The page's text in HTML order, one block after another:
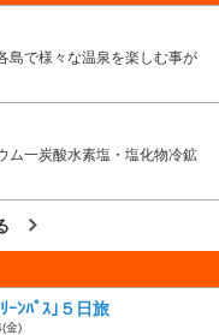
島で様々な温泉を楽しむ事が
ム一炭酸水素塩・塩化物冷鉱
ｰﾝﾊﾟｽ｣５日旅
金)